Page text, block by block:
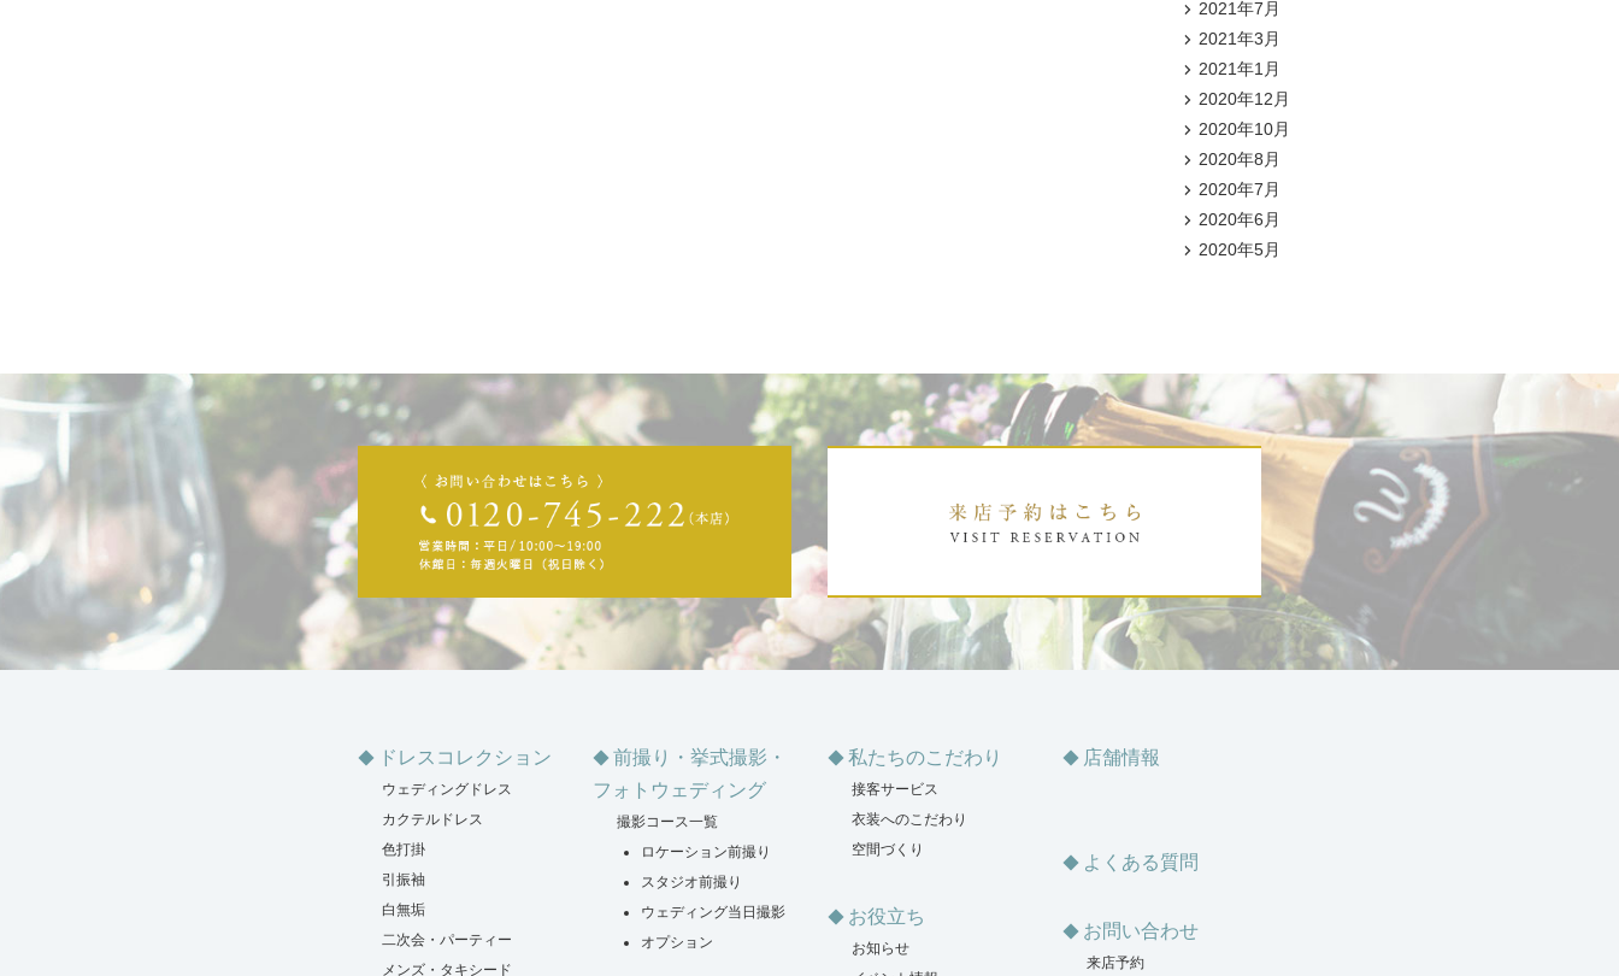
2021年7月
2021年3月
2021年1月
2020年12月
2020年10月
2020年8月
2020年7月
2020年6月
2020年5月
ドレスコレクション
ウェディングドレス
カクテルドレス
色打掛
引振袖
白無垢
二次会・パーティー
メンズ・タキシード
前撮り・挙式撮影・
フォトウェディング
撮影コース一覧
ロケーション前撮り
スタジオ前撮り
ウェディング当日撮影
オプション
私たちのこだわり
接客サービス
衣装へのこだわり
空間づくり
お役立ち
お知らせ
店舗情報
よくある質問
お問い合わせ
来店予約